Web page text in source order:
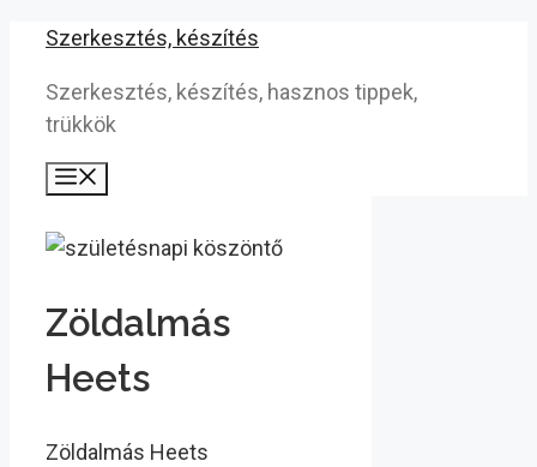
Kilépés
tartalomba
Szerkesztés, készítés
Szerkesztés, készítés, hasznos tippek,
trükkök
Zöldalmás
Heets
Zöldalmás Heets